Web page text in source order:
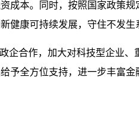
成本。同时，按照国家政策
健康可持续发展，守住不发生
企合作，加大对科技型企业
予全方位支持，进一步丰富